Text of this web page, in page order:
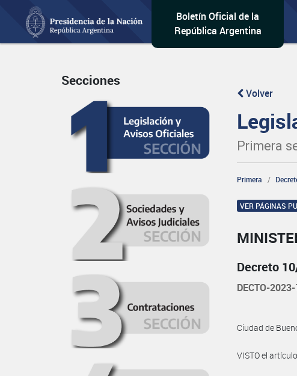
Boletín Oficial de la
República Argentina
Secciones
Volver
Primera
Primera
VER PÁGINAS
Decreto
DECTO-
Ciudad de
VISTO el